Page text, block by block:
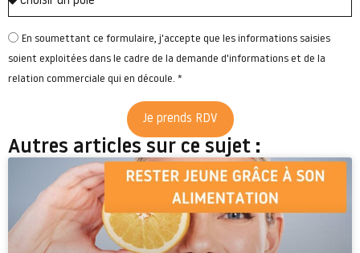
En soumettant ce formulaire, j'accepte que les informations saisies
soient exploitées dans le cadre de la demande d'informations et de la
relation commerciale qui en découle. *
Je prends RDV
Autres articles sur ce sujet :